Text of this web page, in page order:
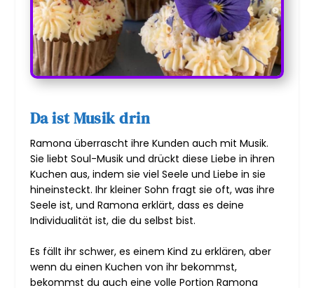
Da ist Musik drin
Ramona überrascht ihre Kunden auch mit Musik.
Sie liebt Soul-Musik und drückt diese Liebe in ihren
Kuchen aus, indem sie viel Seele und Liebe in sie
hineinsteckt. Ihr kleiner Sohn fragt sie oft, was ihre
Seele ist, und Ramona erklärt, dass es deine
Individualität ist, die du selbst bist.
Es fällt ihr schwer, es einem Kind zu erklären, aber
wenn du einen Kuchen von ihr bekommst,
bekommst du auch eine volle Portion Ramona